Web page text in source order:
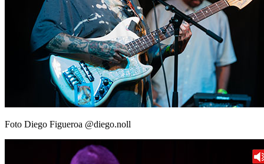
Foto Diego Figueroa @diego.noll